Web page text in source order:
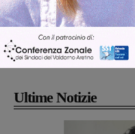
Articolo precedente
Festa della Toscana, a Montevarchi
torna la parata dei gruppi storici di
tutta la provincia
Ultime Notizie